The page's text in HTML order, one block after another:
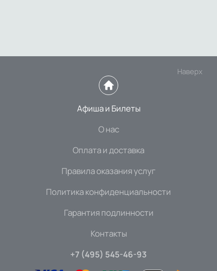
Наверх
Афиша и Билеты
О нас
Оплата и доставка
Правила оказания услуг
Политика конфиденциальности
Гарантия подлинности
Контакты
+7 (495) 545-46-93